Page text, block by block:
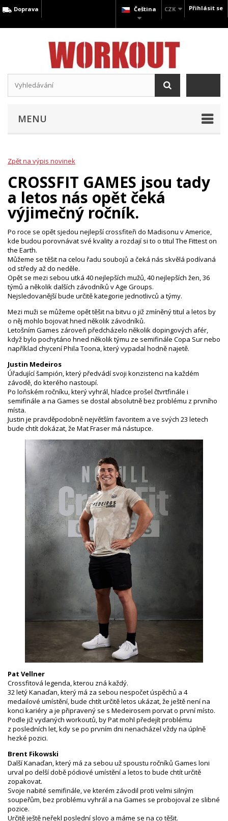
Přihlásit se
CZK
Čeština
Doprava
MENU
Zpět na výpis novinek
CROSSFIT GAMES jsou tady
a letos nás opět čeká
výjimečný ročník.
Po roce se opět sjedou nejlepší crossfiteři do Madisonu v Americe,
kde budou porovnávat své kvality a rozdají si to o titul The Fittest on
the Earth.
Můžeme se těšit na celou řadu soubojů a čeká nás skvělá podívaná
od středy až do neděle.
Opět se mezi sebou utká 40 nejlepších mužů, 40 nejlepších žen, 36
týmů a několik dalších závodníků v Age Groups.
Nejsledovanější bude určitě kategorie jednotlivců a týmy.
Mezi muži se můžeme opět těšit na bitvu o již zmíněný titul a letos by
o něj mohlo bojovat hned několik závodníků.
Letošním Games zároveň předcházelo několik dopingových afér,
když bylo pochytáno hned několik týmu ze semifinále Copa Sur nebo
například chycení Phila Toona, který vypadal hodně najetě.
Justin Medeiros
Úřadující šampión, který předvádí svoji konzistenci na každém
závodě, do kterého nastoupí.
Po loňském ročníku, který vyhrál, hladce prošel čtvrtfinále i
semifinále a na Games se dostal absolutně bez problému z prvního
místa.
Justin je pravděpodobně největším favoritem a ve svých 23 letech
bude chtít dokázat, že Mat Fraser má nástupce.
Pat Vellner
Crossfitová legenda, kterou zná každý.
32 letý Kanaďan, který má za sebou nespočet úspěchů a 4
medailové umístění, bude chtít určitě letos ukázat, že ještě není na
konci kariéry a je připravený se s Medeirosem porvat o první místo.
Podle již vydaných workoutů, by Pat mohl předejít problému
z posledních let, kdy se po prvním dni nenacházel vždy na úplně
hezké pozici.
Brent Fikowski
Další Kanaďan, který má za sebou už spoustu ročníků Games loni
urval po delší době pódiové umístění a letos to bude chtít určitě
zopakovat.
Svoje nabité semifinále, ve kterém závodil proti velmi silným
soupeřům, bez problému vyhrál a na Games se probojoval ze slibné
pozice.
Určitě ještě neřekl poslední slovo a máme se na co těšit.